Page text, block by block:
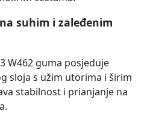
suhim i zaleđenim
W462 guma posjeduje
sloja s užim utorima i širim
stabilnost i prianjanje na